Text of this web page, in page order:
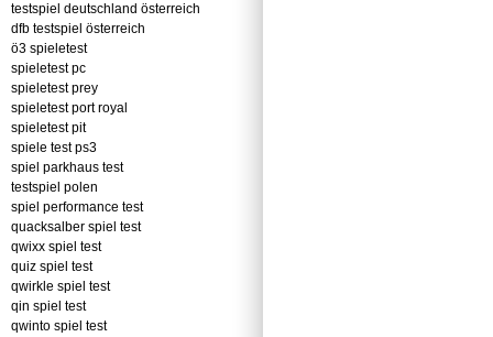
testspiel deutschland österreich
dfb testspiel österreich
ö3 spieletest
spieletest pc
spieletest prey
spieletest port royal
spieletest pit
spiele test ps3
spiel parkhaus test
testspiel polen
spiel performance test
quacksalber spiel test
qwixx spiel test
quiz spiel test
qwirkle spiel test
qin spiel test
qwinto spiel test